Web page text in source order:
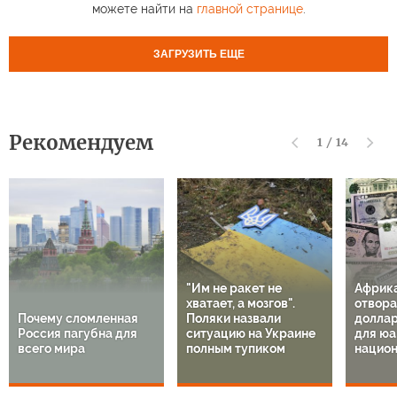
можете найти на главной странице.
ЗАГРУЗИТЬ ЕЩЕ
Рекомендуем 1 / 14
Почему сломленная
Россия пагубна для
всего мира
"Им не ракет не
хватает, а мозгов".
Поляки назвали
ситуацию на Украине
полным тупиком
для